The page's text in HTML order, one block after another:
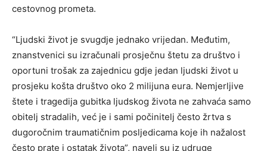
cestovnog prometa.
“Ljudski život je svugdje jednako vrijedan. Međutim,
znanstvenici su izračunali prosječnu štetu za društvo i
oportuni trošak za zajednicu gdje jedan ljudski život u
prosjeku košta društvo oko 2 milijuna eura. Nemjerljive
štete i tragedija gubitka ljudskog života ne zahvaća samo
obitelj stradalih, već je i sami počinitelj često žrtva s
dugoročnim traumatičnim posljedicama koje ih nažalost
često prate i ostatak života”, naveli su iz udruge